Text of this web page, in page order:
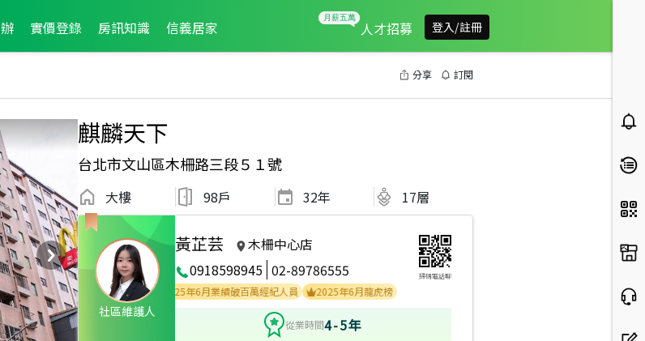
實價登錄 房訊知識 信義居家 人才招募 登入/註冊
分享 訂閱
麒麟天下
台北市文山區木柵路三段５１號
大樓 98戶 32年 17層
社區維護人
黃芷芸
木柵中心店
0918598945 02-89786555 掃碼電話聊
7月業績破百萬經紀人員 2025年6月業績破百萬經紀人員 2025年6月龍虎榜
從業時間4-5年